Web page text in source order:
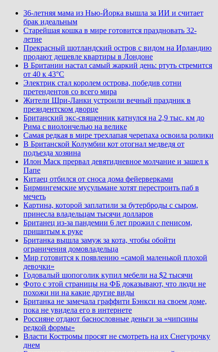
36-летняя мама из Нью-Йорка вышла за ИИ и считает
брак идеальным
Старейшая кошка в мире готовится праздновать 32-
летие
Прекрасный шотландский остров с видом на Ирландию
продают дешевле квартиры в Лондоне
В Британии настал самый жаркий день: ртуть стремится
от 40 к 43°C
Электрик стал королем острова, победив сотни
претендентов со всего мира
Жители Шри-Ланки устроили вечный праздник в
президентском дворце
Британский экс-священник катнулся на 2,9 тыс. км до
Рима с виолончелью на велике
Самая редкая в мире трехлапая черепаха освоила ролики
В Британской Колумбии кот отогнал медведя от
подъезда хозяина
Илон Маск прервал девятидневное молчание и зашел к
Папе
Китаец отбился от сноса дома фейерверками
Бирмингемские мусульмане хотят перестроить паб в
мечеть
Картина, которой заплатили за бутерброды с сыром,
принесла владельцам тысячи долларов
Британец из-за пандемии 6 лет прожил с пенисом,
пришитым к руке
Британка вышла замуж за кота, чтобы обойти
ограничения домовладельца
Мир готовится к появлению «самой маленькой плохой
девочки»
Годовалый шопоголик купил мебели на $2 тысячи
Фото с этой страницы на ФБ доказывают, что люди не
похожи ни на какие другие виды
Британка не замечала граффити Бэнкси на своем доме,
пока не увидела его в интернете
Россияне отдают баснословные деньги за «чипсины
редкой формы»
Власти Костромы просят не смотреть на их Снегурочку
днем